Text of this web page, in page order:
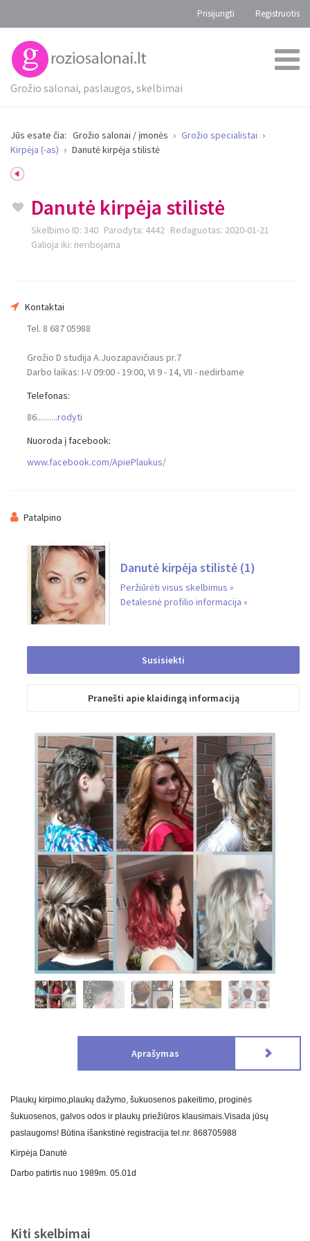
Prisijungti Registruotis
Grožio salonai, paslaugos, skelbimai
Jūs esate čia: Grožio salonai / įmonės
Grožio specialistai
Kirpėja (-as)
Danutė kirpėja stilistė
Danutė kirpėja stilistė
Skelbimo ID: 340 Parodyta: 4442 Redaguotas: 2020-01-21
Galioja iki: neribojama
Kontaktai
Tel. 8 687 05988
Grožio D studija A.Juozapavičiaus pr.7
Darbo laikas: I-V 09:00 - 19:00, VI 9 - 14, VII - nedirbame
Telefonas:
86..........rodyti
Nuoroda į facebook:
www.facebook.com/ApiePlaukus/
Patalpino
Danutė kirpėja stilistė (1)
Peržiūrėti visus skelbimus »
Detalesnė profilio informacija »
Susisiekti
Pranešti apie klaidingą informaciją
Jūsų vardas
Jūsų el. Paštas
Pranešimas
Aprašymas
Plaukų kirpimo,plaukų dažymo, šukuosenos pakeitimo, proginės
šukuosenos, galvos odos ir plaukų priežiūros klausimais.Visada jūsų
paslaugoms! Būtina išankstinė registracija tel.nr. 868705988
Kirpėja Danutė
Darbo patirtis nuo 1989m. 05.01d
Kiti skelbimai